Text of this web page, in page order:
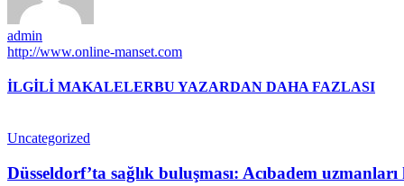
admin
http://www.online-manset.com
İLGİLİ MAKALELERBU YAZARDAN DAHA FAZLASI
Uncategorized
Düsseldorf’ta sağlık buluşması: Acıbadem